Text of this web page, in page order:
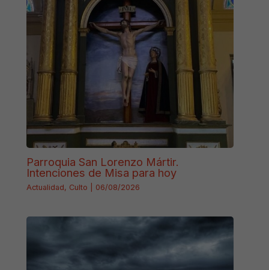
Parroquia San Lorenzo Mártir.
Intenciones de Misa para hoy
Actualidad, Culto 06/08/2026